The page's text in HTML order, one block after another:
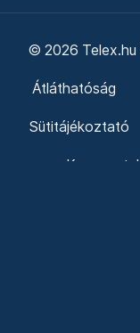
© 2026 Telex.hu
Átláthatóság
Sütitájékoztató